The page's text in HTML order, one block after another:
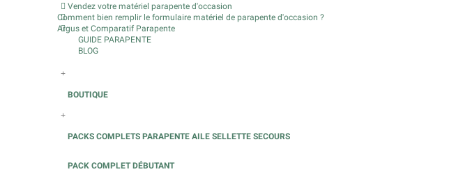
Vendez votre matériel parapente d'occasion
Comment bien remplir le formulaire matériel de parapente d'occasion ?
Argus et Comparatif Parapente
GUIDE PARAPENTE
BLOG
+
BOUTIQUE
+
PACKS COMPLETS PARAPENTE AILE SELLETTE SECOURS
PACK COMPLET DÉBUTANT